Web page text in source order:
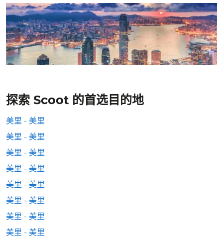
探索 Scoot 的首选目的地
美里 - 美里
美里 - 美里
美里 - 美里
美里 - 美里
美里 - 美里
美里 - 美里
美里 - 美里
美里 - 美里